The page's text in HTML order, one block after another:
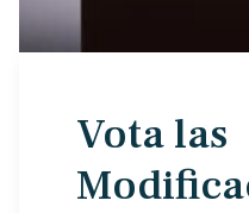
Vota las